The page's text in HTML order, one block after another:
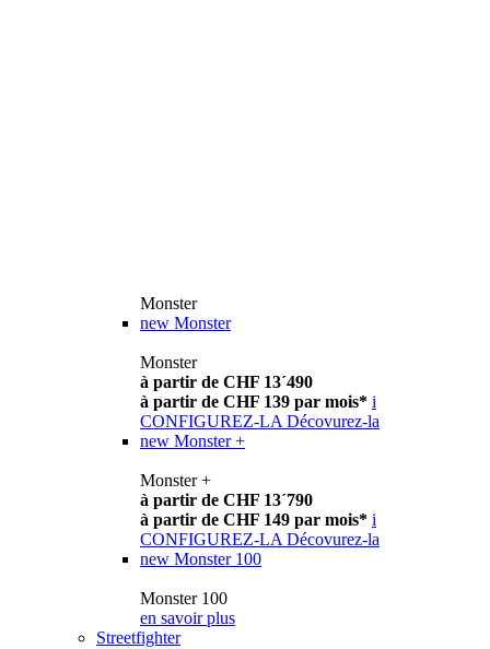
Monster
new Monster
Monster
à partir de CHF 13´490
à partir de CHF 139 par mois* i
CONFIGUREZ-LA Décovurez-la
new Monster +
Monster +
à partir de CHF 13´790
à partir de CHF 149 par mois* i
CONFIGUREZ-LA Décovurez-la
new Monster 100
Monster 100
en savoir plus
Streetfighter